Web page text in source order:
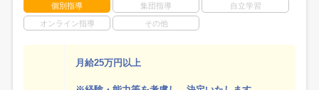
個別指導 集団指導 自立学習
オンライン指導 その他
月給25万円以上